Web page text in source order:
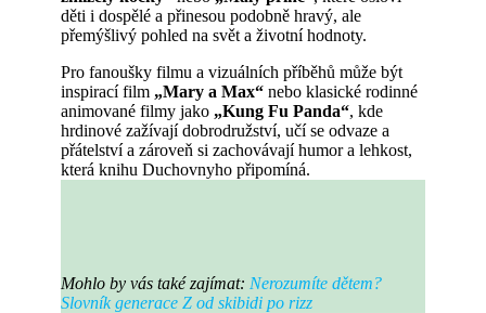
děti i dospělé a přinesou podobně hravý, ale
přemýšlivý pohled na svět a životní hodnoty.
Pro fanoušky filmu a vizuálních příběhů může být
inspirací film „Mary a Max“ nebo klasické rodinné
animované filmy jako „Kung Fu Panda“, kde
hrdinové zažívají dobrodružství, učí se odvaze a
přátelství a zároveň si zachovávají humor a lehkost,
která knihu Duchovnyho připomíná.
Mohlo by vás také zajímat: Nerozumíte dětem?
Slovník generace Z od skibidi po rizz